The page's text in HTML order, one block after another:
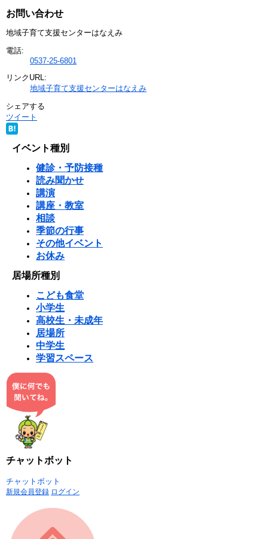
お問い合わせ
地域子育て支援センターはなえみ
電話:
0537-25-6801
リンクURL:
地域子育て支援センターはなえみ
シェアする
ツイート
イベント種別
健診・予防接種
読み聞かせ
講演
講座・教室
相談
季節の行事
その他イベント
お休み
居場所種別
こども食堂
小学生
高校生・未成年
居場所
中学生
学習スペース
チャットボット
チャットボット
新規会員登録 ログイン